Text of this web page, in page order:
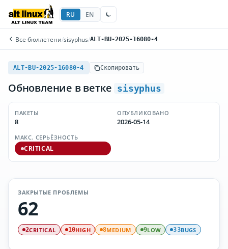
RU EN
Все бюллетени/sisyphus/ALT-BU-2025-16080-4
ALT-BU-2025-16080-4 Скопировать
Обновление в ветке sisyphus
ПАКЕТЫ
8
ОПУБЛИКОВАНО
2026-05-14
МАКС. СЕРЬЁЗНОСТЬ
CRITICAL
ЗАКРЫТЫЕ ПРОБЛЕМЫ
62
2CRITICAL 10HIGH 8MEDIUM 9LOW 33BUGS